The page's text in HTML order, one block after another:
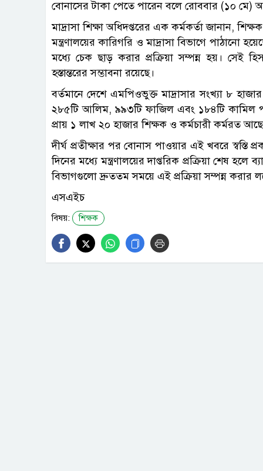
বোনাসের টাকা পেতে পারেন বলে রোববার (১০ মে)
মাদ্রাসা শিক্ষা অধিদপ্তরের এক কর্মকর্তা জানান,
মন্ত্রণালয়ের কারিগরি ও মাদ্রাসা বিভাগে পাঠানো
মধ্যে চেক ছাড় করার প্রক্রিয়া সম্পন্ন হয়। সেই
হস্তান্তরের সম্ভাবনা রয়েছে।
বর্তমানে দেশে এমপিওভুক্ত মাদ্রাসার সংখ্যা ৮
২৮৫টি আলিম, ৯৯৩টি ফাজিল এবং ১৮৪টি কামিল
প্রায় ১ লাখ ২০ হাজার শিক্ষক ও কর্মচারী কর্মরত
দীর্ঘ প্রতীক্ষার পর বোনাস পাওয়ার এই খবরে স্বস্তি
দিনের মধ্যে মন্ত্রণালয়ের দাপ্তরিক প্রক্রিয়া শেষ
বিভাগগুলো দ্রুততম সময়ে এই প্রক্রিয়া সম্পন্ন করার
এসএইচ
বিষয়: শিক্ষক